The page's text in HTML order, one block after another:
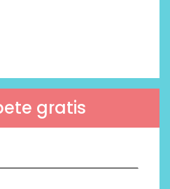
gratis